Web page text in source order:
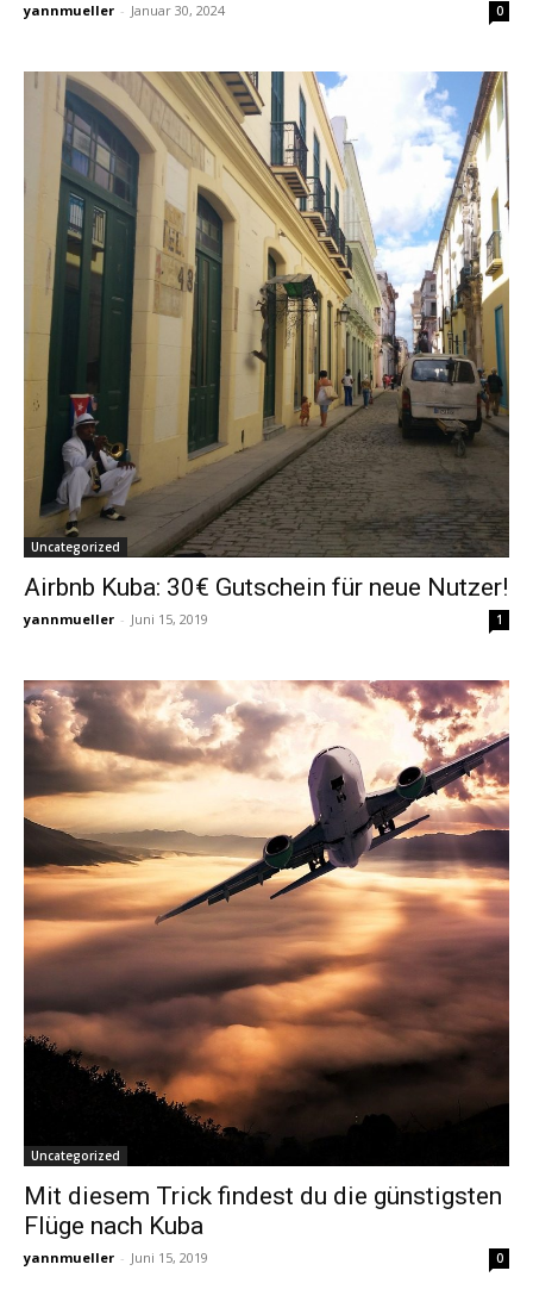
yannmueller - Januar 30, 2024 0
Uncategorized
Airbnb Kuba: 30€ Gutschein für neue Nutzer!
yannmueller - Juni 15, 2019 1
Uncategorized
Mit diesem Trick findest du die günstigsten
Flüge nach Kuba
yannmueller - Juni 15, 2019 0